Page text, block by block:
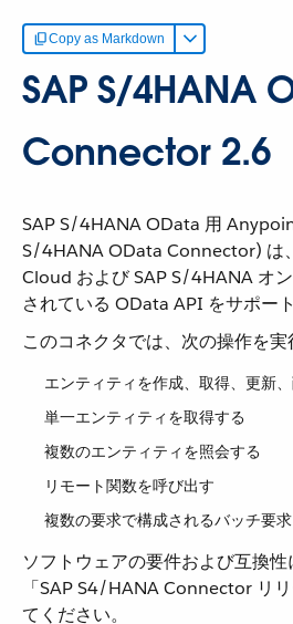
Copy as Markdown
SAP S/4HANA
Connector 2.6
SAP S/4HANA OData 用
S/4HANA OData Connector) は
Cloud および SAP S/4HANA オ
されている OData API をサポート
このコネクタでは、次の操作を実
エンティティを作成、取得、更新
単一エンティティを取得する
複数のエンティティを照会する
リモート関数を呼び出す
複数の要求で構成されるバッチ要
ソフトウェアの要件および互換性
「SAP S4/HANA Connector リ
てください。